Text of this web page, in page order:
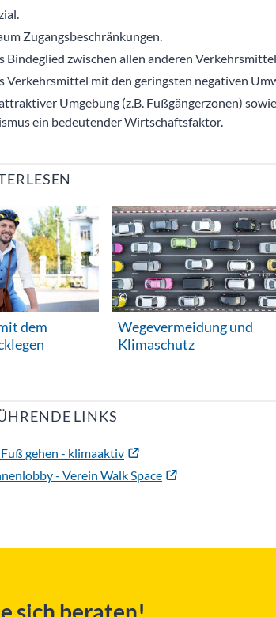
Zugangsbeschränkungen.
Bindeglied zwischen allen anderen
Verkehrsmittel mit den geringsten negativen
Umgebung (z.B. Fußgängerzonen)
ein bedeutender Wirtschaftsfaktor.
dem
Wegevermeidung und
Klimaschutz
LINKS
gehen - klimaaktiv
- Verein Walk Space
sich beraten!